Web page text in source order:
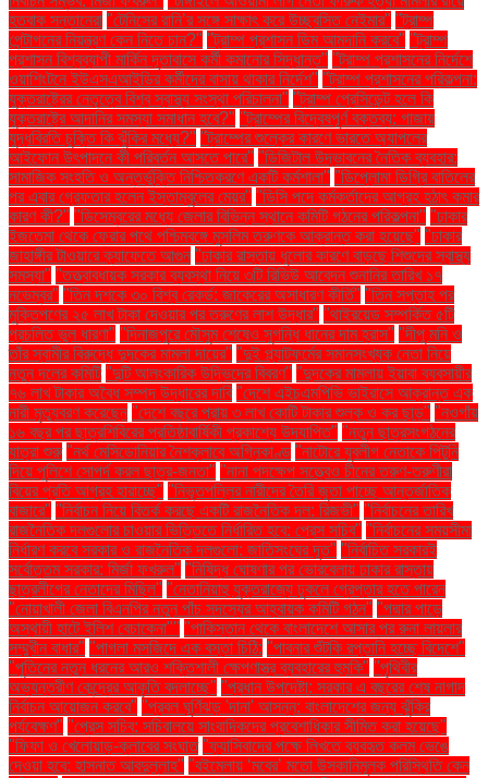
হতবাক সন্তানেরা "টেনিসের রানি’র সঙ্গে সাক্ষাৎ করে উচ্ছ্বসিত নেইমার" "ট্রাম্প
পেন্টাগনের নিয়ন্ত্রণ কেন নিতে চান?" "ট্রাম্প প্রশাসন ডিম আমদানি করবে" "ট্রাম্প
প্রশাসন বিশ্বব্যাপী মার্কিন দূতাবাসে কর্মী কমানোর সিদ্ধান্ত" "ট্রাম্প প্রশাসনের নির্দেশে
ওয়াশিংটনে ইউএসএআইডির কর্মীদের বাসায় থাকার নির্দেশ" "ট্রাম্প প্রশাসনের পরিকল্পনা:
যুক্তরাষ্ট্রের নেতৃত্বে বিশ্ব স্বাস্থ্য সংস্থা পরিচালনা" "ট্রাম্প প্রেসিডেন্ট হলে কি
যুক্তরাষ্ট্রে আদানির সমস্যা সমাধান হবে?" "ট্রাম্পের বিদ্বেষপূর্ণ বক্তব্য: গাজায়
যুদ্ধবিরতি চুক্তি কি ঝুঁকির মধ্যে?" "ট্রাম্পের শুল্কের কারণে ভারতে অ্যাপলের
আইফোন উৎপাদনে কী পরিবর্তন আসতে পারে" "ডিজিটাল উদ্ভাবনের নৈতিক ব্যবহার:
সামাজিক সংহতি ও অন্তর্ভুক্তি নিশ্চিতকরণে একটি কর্মশালা" "ডিপ্লোমা ডিগ্রি বাতিলের
পর এবার গ্রেফতার হলেন ইস্তাম্বুলের মেয়র" "ডিসি পদে কর্মকর্তাদের আগ্রহ হঠাৎ কমার
কারণ কী?" "ডিসেম্বরের মধ্যে জেলার বিভিন্ন স্থানে কমিটি গঠনের পরিকল্পনা" "ঢাকার
ইজতেমা থেকে ফেরার পথে পশ্চিমবঙ্গে মুসলিম তরুণকে আক্রান্ত করা হয়েছে" "ঢাকার
জাহাঙ্গীর টাওয়ারে ক্যাফেতে আগুন "ঢাকার রাস্তায় ধুলোর কারণে বাড়ছে শিশুদের স্বাস্থ্য
সমস্যা" "তত্ত্বাবধায়ক সরকার ব্যবস্থা নিয়ে ৩টি রিভিউ আবেদন শুনানির তারিখ ১৭
নভেম্বর" "তিন দশকে ৩০ বিশ্ব রেকর্ড: জাকেরের অসাধারণ কীর্তি" "তিন সপ্তাহ পর
মুক্তিপণের ২৫ লাখ টাকা দেওয়ার পর তরুণের লাশ উদ্ধার" "থাইরয়েড সম্পর্কিত ৫টি
প্রচলিত ভুল ধারণা" "দিনাজপুরে মৌসুম শেষেও সুগন্ধি ধানের দাম হ্রাস" "দীপু মনি ও
তাঁর স্বামীর বিরুদ্ধে দুদকের মামলা দায়ের" "দুই প্ল্যাটফর্মের সমানসংখ্যক নেতা নিয়ে
নতুন দলের কমিটি "দুটি আলংকারিক উদ্ভিদের বিবরণ" "দুদকের মামলায় ইয়াবা ব্যবসায়ীর
৭৬ লাখ টাকার অবৈধ সম্পদ উদ্ধারের দাবি "দেশে এইচএমপিভি ভাইরাসে আক্রান্ত এক
নারী মৃত্যুবরণ করেছেন "দেশে বছরে প্রায় ৩ লাখ কোটি টাকার শুল্ক ও কর ছাড়" "নওগাঁয়
১৬ বছর পর ছাত্রশিবিরের প্রতিষ্ঠাবার্ষিকী প্রকাশ্যে উদযাপিত" "নতুন ছাত্রসংগঠনের
যাত্রা শুরু "নর্থ মেসিডোনিয়ার নৈশক্লাবে অগ্নিকাণ্ড "নাটোরে যুবলীগ নেতাকে পিটুনি
দিয়ে পুলিশে সোপর্দ করল ছাত্র-জনতা" "নানা পদক্ষেপ সত্ত্বেও চীনের তরুণ-তরুণীরা
বিয়ের প্রতি আগ্রহ হারাচ্ছে" "নিভৃতপল্লির নারীদের তৈরি জুতা পাচ্ছে আন্তর্জাতিক
বাজারে" "নির্বাচন নিয়ে বিতর্ক করছে একটি রাজনৈতিক দল: রিজভী" "নির্বাচনের তারিখ
রাজনৈতিক দলগুলোর চাওয়ার ভিত্তিতে নির্ধারিত হবে: প্রেস সচিব" "নির্বাচনের সময়সীমা
নির্ধারণ করবে সরকার ও রাজনৈতিক দলগুলো: জাতিসংঘের দূত" "নির্বাচিত সরকারই
সর্বোত্তম সরকার: মির্জা ফখরুল" "নিষিদ্ধ ঘোষণার পর ভোরবেলায় ঢাকার রাস্তায়
ছাত্রলীগের নেতাদের মিছিল" "নেতানিয়াহু যুক্তরাজ্যে ঢুকলে গ্রেপ্তার হতে পারেন
"নোয়াখালী জেলা বিএনপির নতুন পাঁচ সদস্যের আহ্বায়ক কমিটি গঠন" "পদ্মার পাড়ে
অস্থায়ী হাটে ইলিশ বেচাকেনা"'' "পাকিস্তান থেকে বাংলাদেশে আসার পর রুনা লায়লার
সম্মুখীন বাধার" "পাগলা মসজিদে এক বস্তা চিঠি: "পাবনার শুঁটকি রপ্তানি হচ্ছে বিদেশে"
"পুতিনের নতুন ধরনের আরও শক্তিশালী ক্ষেপণাস্ত্র ব্যবহারের হুমকি" "পৃথিবীর
অভ্যন্তরীণ কেন্দ্রের আকৃতি বদলাচ্ছে" "প্রধান উপদেষ্টা: সরকার এ বছরের শেষ নাগাদ
নির্বাচন আয়োজন করবে" "প্রবল ঘূর্ণিঝড় 'দানা' আসন্ন: বাংলাদেশের জন্য ঝুঁকির
পর্যবেক্ষণ" "প্রেস সচিব: সচিবালয়ে সাংবাদিকদের প্রবেশাধিকার সীমিত করা হয়েছে"
"ফিফা ও খেলোয়াড়-ক্লাবের সংঘাত "ফ্যাসিবাদের পক্ষে লিখতে ব্যবহৃত কলম ভেঙে
দেওয়া হবে: হাসনাত আবদুল্লাহ" "বইমেলায় ‘মবের’ মতো উসকানিমূলক পরিস্থিতি কেন